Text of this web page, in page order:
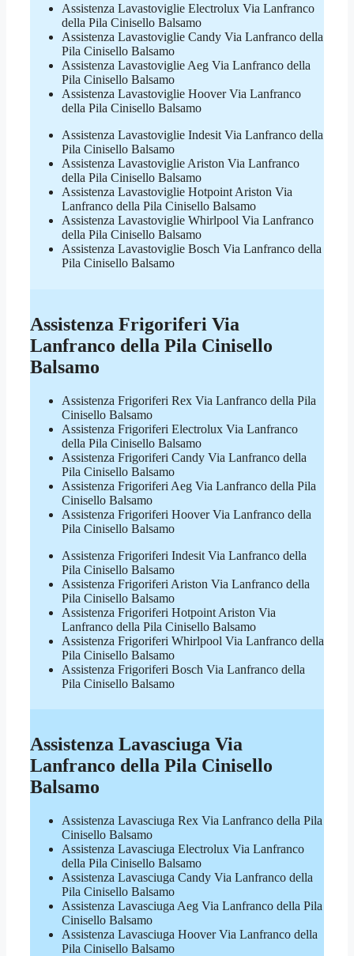
Assistenza Lavastoviglie Electrolux Via Lanfranco
della Pila Cinisello Balsamo
Assistenza Lavastoviglie Candy Via Lanfranco della
Pila Cinisello Balsamo
Assistenza Lavastoviglie Aeg Via Lanfranco della
Pila Cinisello Balsamo
Assistenza Lavastoviglie Hoover Via Lanfranco
della Pila Cinisello Balsamo
Assistenza Lavastoviglie Indesit Via Lanfranco della
Pila Cinisello Balsamo
Assistenza Lavastoviglie Ariston Via Lanfranco
della Pila Cinisello Balsamo
Assistenza Lavastoviglie Hotpoint Ariston Via
Lanfranco della Pila Cinisello Balsamo
Assistenza Lavastoviglie Whirlpool Via Lanfranco
della Pila Cinisello Balsamo
Assistenza Lavastoviglie Bosch Via Lanfranco della
Pila Cinisello Balsamo
Assistenza Frigoriferi Via
Lanfranco della Pila Cinisello
Balsamo
Assistenza Frigoriferi Rex Via Lanfranco della Pila
Cinisello Balsamo
Assistenza Frigoriferi Electrolux Via Lanfranco
della Pila Cinisello Balsamo
Assistenza Frigoriferi Candy Via Lanfranco della
Pila Cinisello Balsamo
Assistenza Frigoriferi Aeg Via Lanfranco della Pila
Cinisello Balsamo
Assistenza Frigoriferi Hoover Via Lanfranco della
Pila Cinisello Balsamo
Assistenza Frigoriferi Indesit Via Lanfranco della
Pila Cinisello Balsamo
Assistenza Frigoriferi Ariston Via Lanfranco della
Pila Cinisello Balsamo
Assistenza Frigoriferi Hotpoint Ariston Via
Lanfranco della Pila Cinisello Balsamo
Assistenza Frigoriferi Whirlpool Via Lanfranco della
Pila Cinisello Balsamo
Assistenza Frigoriferi Bosch Via Lanfranco della
Pila Cinisello Balsamo
Assistenza Lavasciuga Via
Lanfranco della Pila Cinisello
Balsamo
Assistenza Lavasciuga Rex Via Lanfranco della Pila
Cinisello Balsamo
Assistenza Lavasciuga Electrolux Via Lanfranco
della Pila Cinisello Balsamo
Assistenza Lavasciuga Candy Via Lanfranco della
Pila Cinisello Balsamo
Assistenza Lavasciuga Aeg Via Lanfranco della Pila
Cinisello Balsamo
Assistenza Lavasciuga Hoover Via Lanfranco della
Pila Cinisello Balsamo